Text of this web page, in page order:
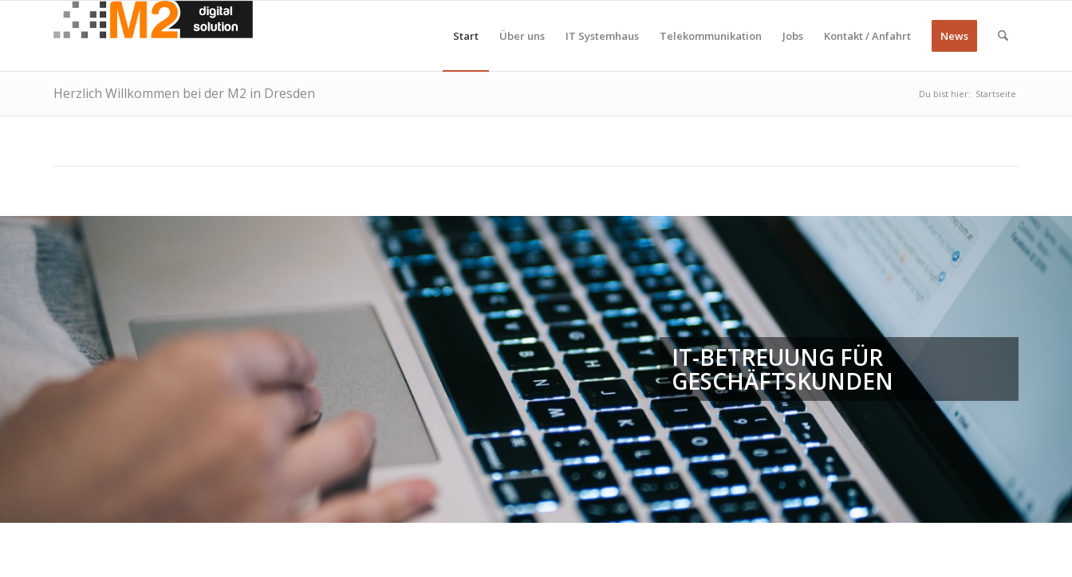
Start Über uns IT Systemhaus Telekommunikation Jobs Kontakt / Anfahrt News
Herzlich Willkommen bei der M2 in Dresden Du bist hier: Startseite
IT-BETREUUNG FÜR
GESCHÄFTSKUNDEN